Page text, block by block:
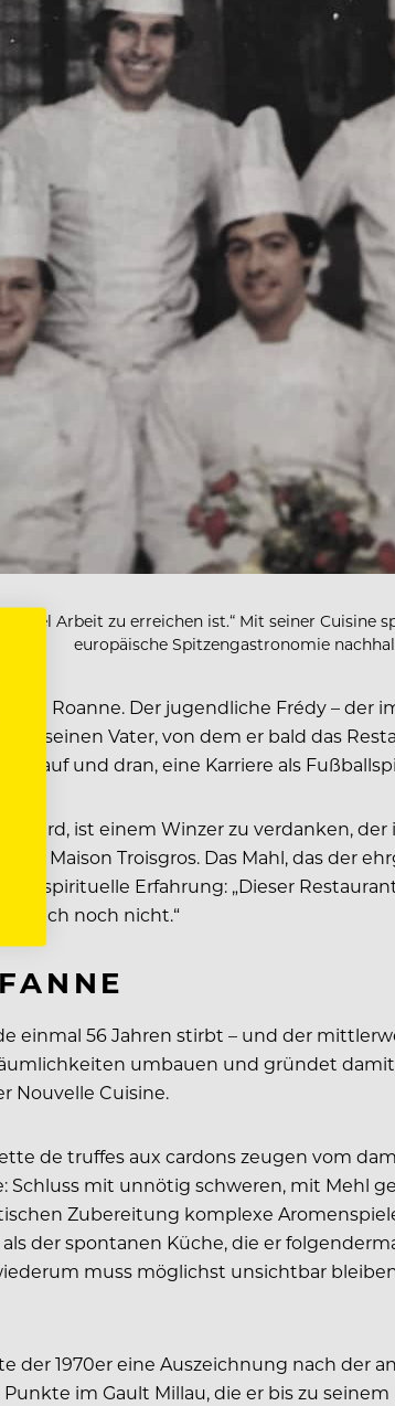
viel Arbeit zu erreichen ist.“ Mit seiner Cuisine
europäische Spitzengastronomie
Roanne. Der jugendliche Frédy – der
für seinen Vater, von dem er bald das
drauf und dran, eine Karriere als
wird, ist einem Winzer zu verdanken,
La Maison Troisgros. Das Mahl, das der
spirituelle Erfahrung: „Dieser
noch nicht.“
einmal 56 Jahren stirbt – und der
umbauen und gründet
Nouvelle Cuisine.
de truffes aux cardons zeugen vom
mit unnötig schweren, mit Mehl
Zubereitung komplexe
der spontanen Küche, die er
muss möglichst unsichtbar
1970er eine Auszeichnung nach der
im Gault Millau, die er bis zu